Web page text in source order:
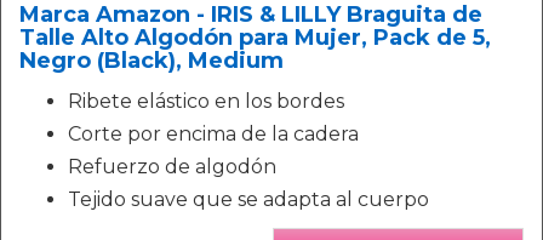
Marca Amazon - IRIS & LILLY Braguita de
Talle Alto Algodón para Mujer, Pack de 5,
Negro (Black), Medium
Ribete elástico en los bordes
Corte por encima de la cadera
Refuerzo de algodón
Tejido suave que se adapta al cuerpo